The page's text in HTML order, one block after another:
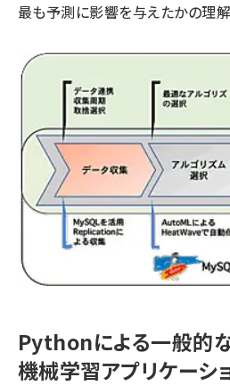
最も予測に影響を与えたかの理解
Pythonによる一般的
機械学習アプリケーシ